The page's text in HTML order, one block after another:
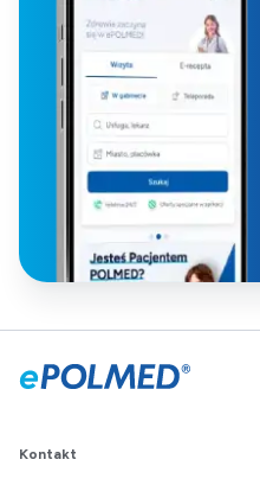
Kontakt